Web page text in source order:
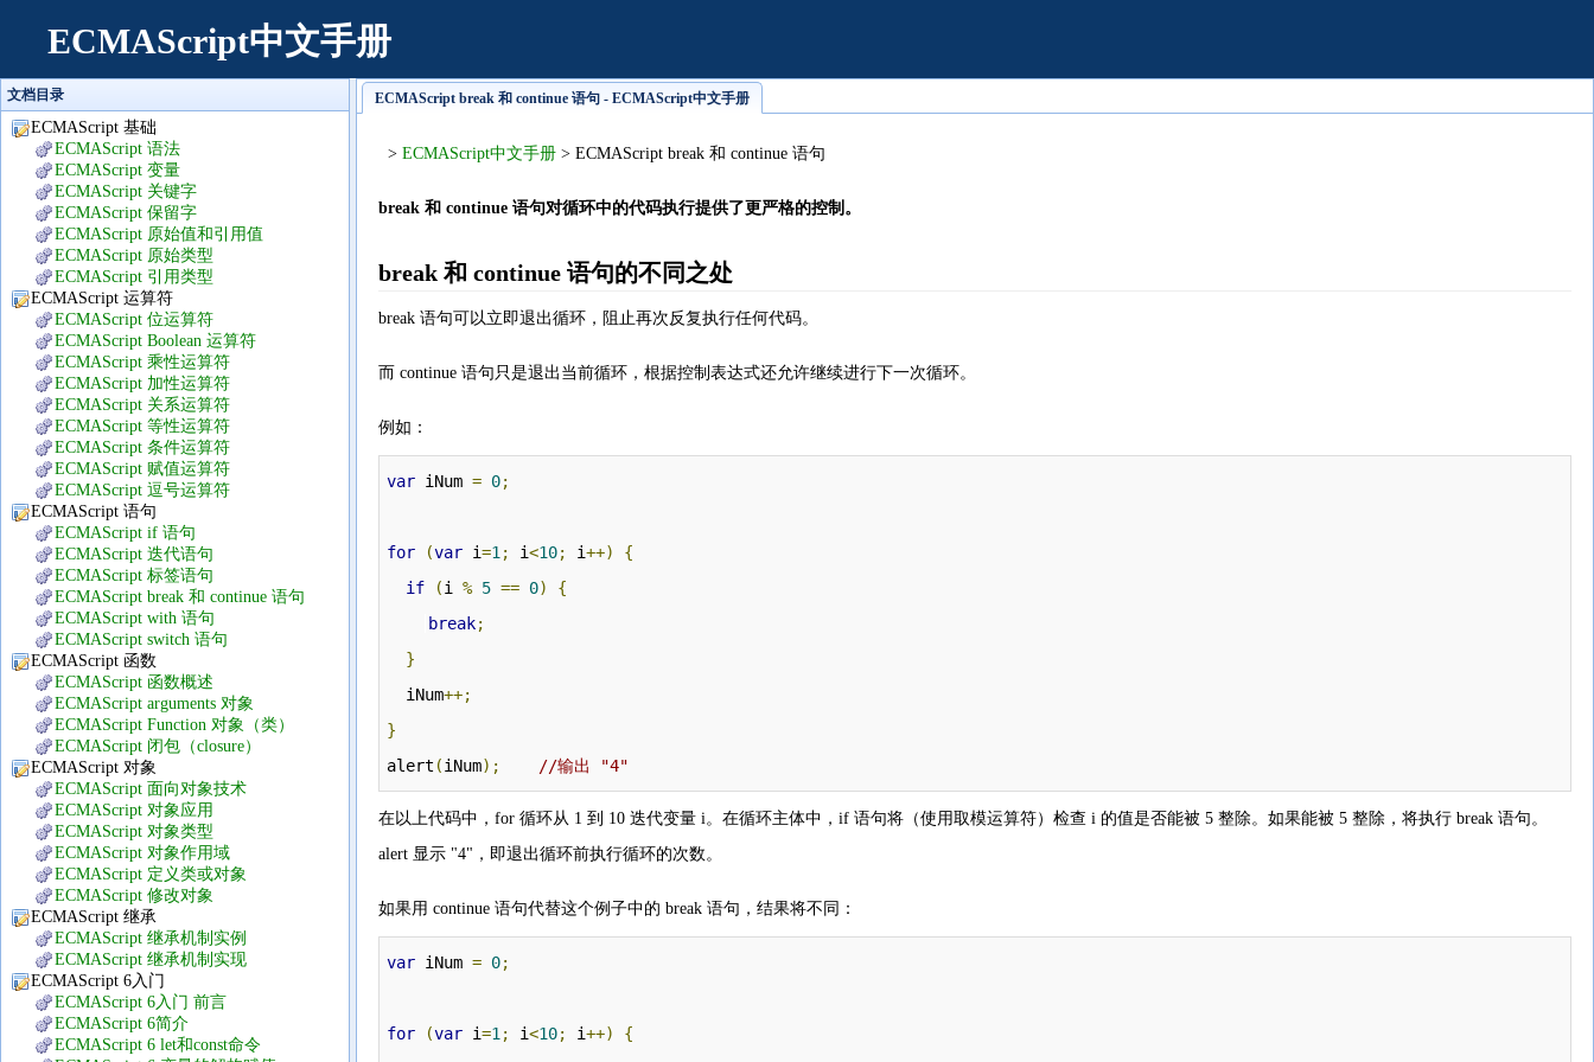
ECMAScript中文手册
文档目录
ECMAScript 基础
ECMAScript 语法
ECMAScript 变量
ECMAScript 关键字
ECMAScript 保留字
ECMAScript 原始值和引用值
ECMAScript 原始类型
ECMAScript 引用类型
ECMAScript 运算符
ECMAScript 位运算符
ECMAScript Boolean 运算符
ECMAScript 乘性运算符
ECMAScript 加性运算符
ECMAScript 关系运算符
ECMAScript 等性运算符
ECMAScript 条件运算符
ECMAScript 赋值运算符
ECMAScript 逗号运算符
ECMAScript 语句
ECMAScript if 语句
ECMAScript 迭代语句
ECMAScript 标签语句
ECMAScript break 和 continue 语句
ECMAScript with 语句
ECMAScript switch 语句
ECMAScript 函数
ECMAScript 函数概述
ECMAScript arguments 对象
ECMAScript Function 对象（类）
ECMAScript 闭包（closure）
ECMAScript 对象
ECMAScript 面向对象技术
ECMAScript 对象应用
ECMAScript 对象类型
ECMAScript 对象作用域
ECMAScript 定义类或对象
ECMAScript 修改对象
ECMAScript 继承
ECMAScript 继承机制实例
ECMAScript 继承机制实现
ECMAScript 6入门
ECMAScript 6入门 前言
ECMAScript 6简介
ECMAScript 6 let和const命令
ECMAScript break 和 continue 语句 - ECMAScript中文手册
> ECMAScript中文手册 > ECMAScript break 和 continue 语句
break 和 continue 语句对循环中的代码执行提供了更严格的控制。
break 和 continue 语句的不同之处
break 语句可以立即退出循环，阻止再次反复执行任何代码。
而 continue 语句只是退出当前循环，根据控制表达式还允许继续进行下一次循环。
例如：
var iNum = 0;
for (var i=1 ; i<10; i++)
{
if
(i % 5 == 0)
{
break;
}
  iNum
++;
}
alert (iNum); //输出 "4"
在以上代码中，for 循环从 1 到 10 迭代变量 i。在循环主体中，if 语句将（使用取模运算符）检查 i 的值是否能被 5 整除。如果能被 5 整除，将执行 break 语句。
alert 显示 "4"，即退出循环前执行循环的次数。
如果用 continue 语句代替这个例子中的 break 语句，结果将不同：
var iNum = 0;
for (var i=1 ; i<10; i++)
{